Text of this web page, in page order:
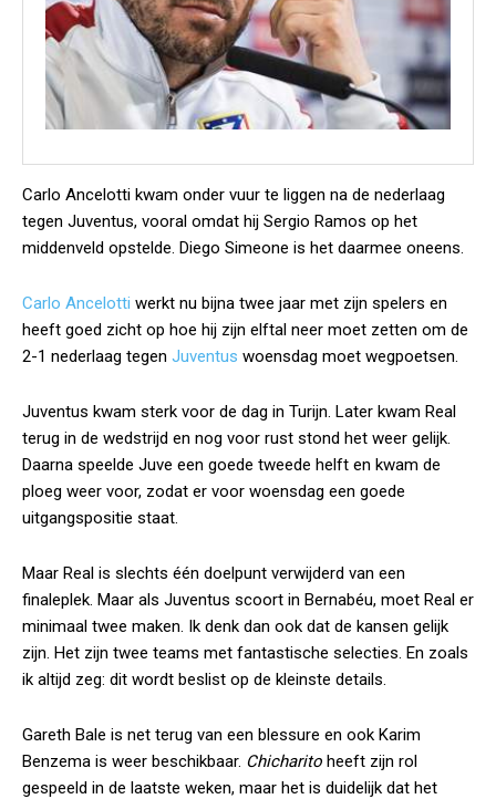
Carlo Ancelotti kwam onder vuur te liggen na de nederlaag
tegen Juventus, vooral omdat hij Sergio Ramos op het
middenveld opstelde. Diego Simeone is het daarmee oneens.
Carlo Ancelotti werkt nu bijna twee jaar met zijn spelers en
heeft goed zicht op hoe hij zijn elftal neer moet zetten om de
2-1 nederlaag tegen Juventus woensdag moet wegpoetsen.
Juventus kwam sterk voor de dag in Turijn. Later kwam Real
terug in de wedstrijd en nog voor rust stond het weer gelijk.
Daarna speelde Juve een goede tweede helft en kwam de
ploeg weer voor, zodat er voor woensdag een goede
uitgangspositie staat.
Maar Real is slechts één doelpunt verwijderd van een
finaleplek. Maar als Juventus scoort in Bernabéu, moet Real er
minimaal twee maken. Ik denk dan ook dat de kansen gelijk
zijn. Het zijn twee teams met fantastische selecties. En zoals
ik altijd zeg: dit wordt beslist op de kleinste details.
Gareth Bale is net terug van een blessure en ook Karim
Benzema is weer beschikbaar. Chicharito heeft zijn rol
gespeeld in de laatste weken, maar het is duidelijk dat het